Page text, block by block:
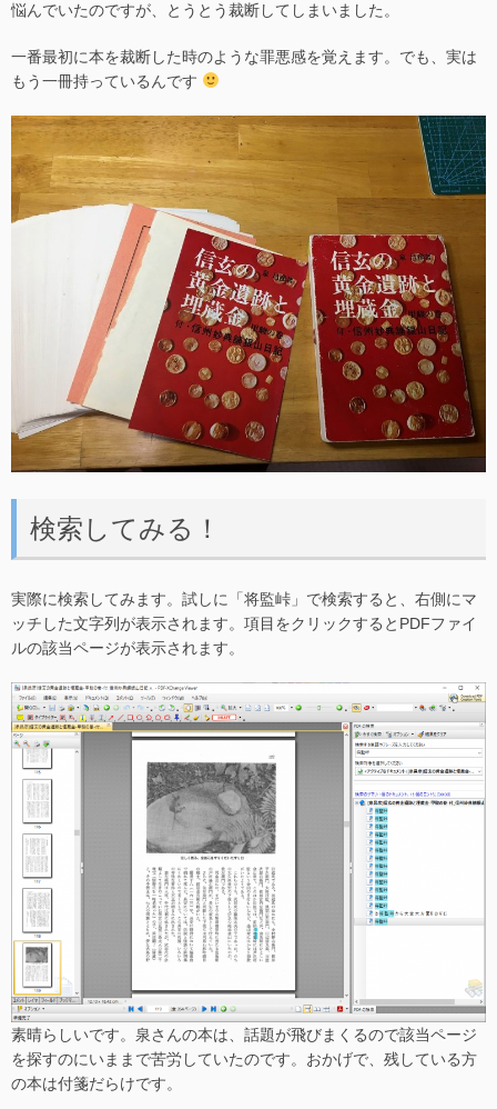
悩んでいたのですが、とうとう裁断してしまいました。
一番最初に本を裁断した時のような罪悪感を覚えます。でも、実は
もう一冊持っているんです
検索してみる！
実際に検索してみます。試しに「将監峠」で検索すると、右側にマ
ッチした文字列が表示されます。項目をクリックするとPDFファイ
ルの該当ページが表示されます。
素晴らしいです。泉さんの本は、話題が飛びまくるので該当ページ
を探すのにいままで苦労していたのです。おかげで、残している方
の本は付箋だらけです。